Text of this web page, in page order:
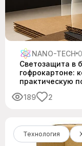
NANO-TECH
Светозащита в
гофрокартоне:
практическую
189
2
Технология